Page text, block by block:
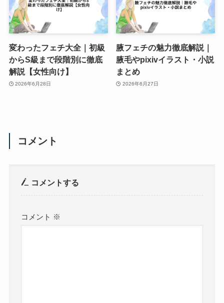
変わったフェチ大全｜初級
からS級まで段階別に徹底
解説【女性向け】
2026年6月28日
腋フェチの魅力徹底解説｜
腋毛やpixivイラスト・小説
まとめ
2026年6月27日
コメント
コメントする
コメント ※